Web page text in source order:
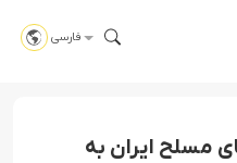
فارسی
مسلح ایران به